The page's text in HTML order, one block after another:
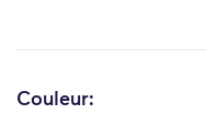
Couleur: